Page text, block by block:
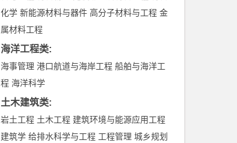
化学 新能源材料与器件 高分子材料与工程 金
属材料工程
海洋工程类:
海事管理 港口航道与海岸工程 船舶与海洋工
程 海洋科学
土木建筑类:
岩土工程 土木工程 建筑环境与能源应用工程
建筑学 给排水科学与工程 工程管理 城乡规划